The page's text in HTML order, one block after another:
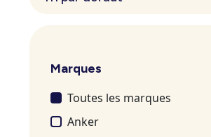
Marques
Toutes les marques
Anker